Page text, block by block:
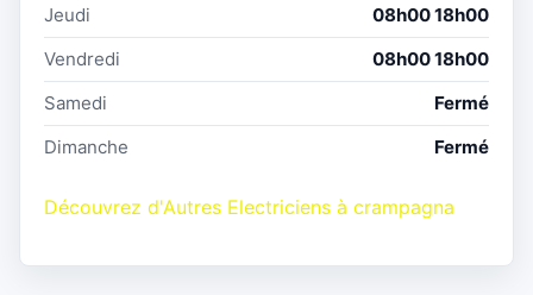
Jeudi
08h00 18h00
Vendredi
08h00 18h00
Samedi
Fermé
Dimanche
Fermé
Découvrez d'Autres Electriciens à crampagna